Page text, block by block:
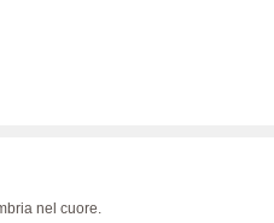
nel cuore.